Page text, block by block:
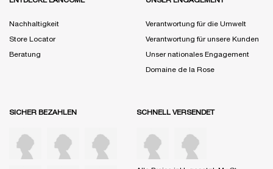
Nachhaltigkeit
Store Locator
Beratung
Verantwortung für die Umwelt
Verantwortung für unsere Kunden
Unser nationales Engagement
Domaine de la Rose
SICHER BEZAHLEN SCHNELL VERSENDET